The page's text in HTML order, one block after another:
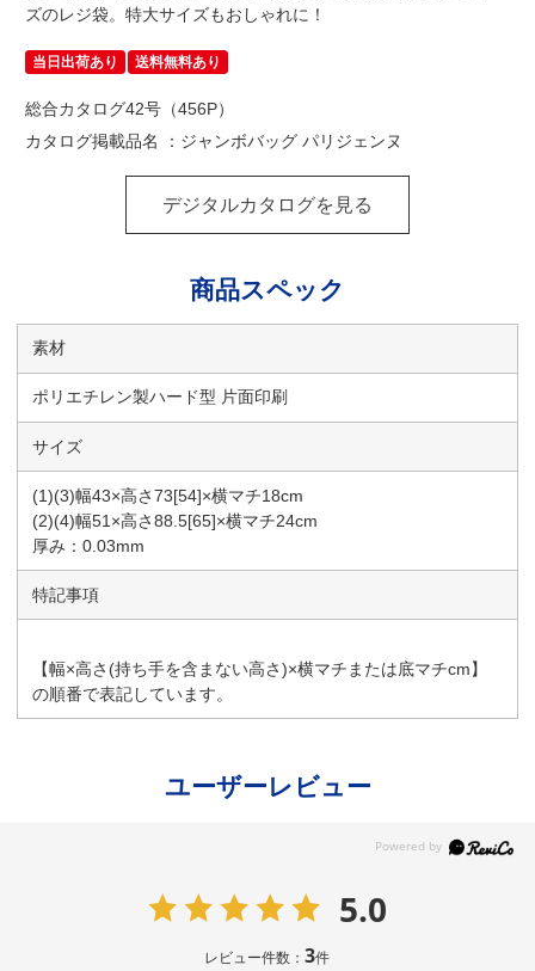
ズのレジ袋。特大サイズもおしゃれに！
当日出荷あり 送料無料あり
総合カタログ42号（456P）
カタログ掲載品名 ：ジャンボバッグ パリジェンヌ
デジタルカタログを見る
商品スペック
素材
ポリエチレン製ハード型 片面印刷
サイズ
(1)(3)幅43×高さ73[54]×横マチ18cm
(2)(4)幅51×高さ88.5[65]×横マチ24cm
厚み：0.03mm
特記事項
【幅×高さ(持ち手を含まない高さ)×横マチまたは底マチcm】
の順番で表記しています。
ユーザーレビュー
5.0
レビュー件数：3件